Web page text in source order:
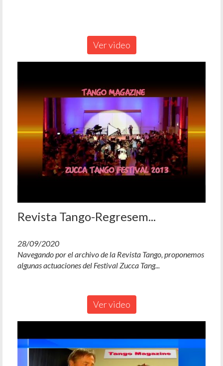
Ver video
Revista Tango-Regresem...
28/09/2020
Navegando por el archivo de la Revista Tango, proponemos
algunas actuaciones del Festival Zucca Tang...
Ver video